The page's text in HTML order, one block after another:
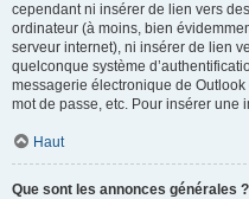
cependant ni insérer de lien vers
ordinateur (à moins, bien
serveur internet), ni insérer de lien
quelconque système
messagerie électronique de
mot de passe, etc. Pour insérer une
Haut
Que sont les annonces générales ?